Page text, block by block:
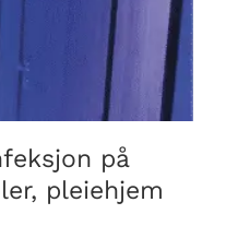
pleiehjem m.m.
på
pleiehjem